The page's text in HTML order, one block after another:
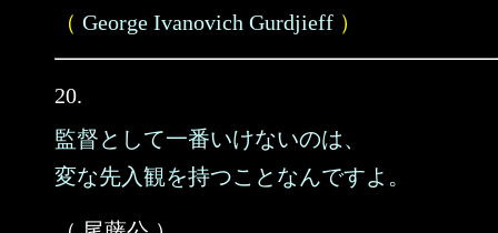
（ George Ivanovich Gurdjieff ）
20.
監督として一番いけないのは、
変な先入観を持つことなんですよ。